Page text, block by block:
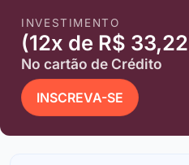
INVESTIMENTO
(12x de R$
No cartão de Crédito
INSCREVA-SE